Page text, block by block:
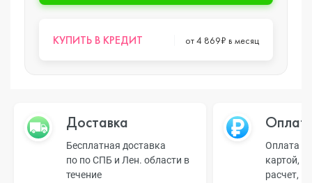
КУПИТЬ В КРЕДИТ от 4 869₽ в месяц
Доставка
Бесплатная доставка
по по СПБ и Лен. области в
течение
Оплата
картой,
расчет,